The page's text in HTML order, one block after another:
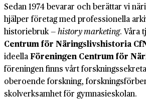
Sedan 1974 bevarar och berättar vi
hjälper företag med professionella
historiebruk —history marketing. Våra
Centrum för Närings­livs­historia
ideellaFöreningen Centrum för
föreningen finns vårt
oberoende forskning,
skolverksamhet för gymnasieskolan.